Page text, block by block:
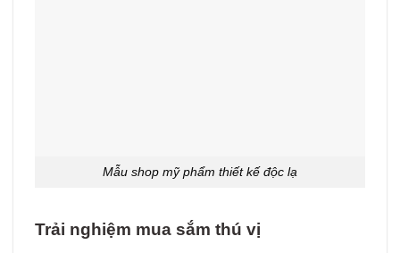
Mẫu shop mỹ phẩm thiết kế độc lạ
Trải nghiệm mua sắm thú vị